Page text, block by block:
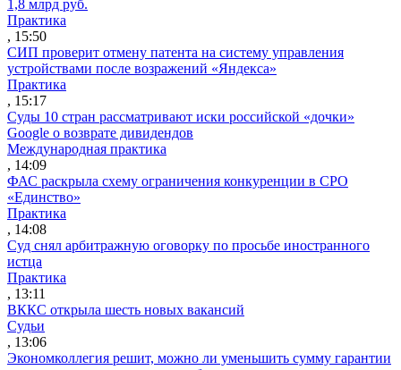
1,8 млрд руб.
Практика
, 15:50
СИП проверит отмену патента на систему управления
устройствами после возражений «Яндекса»
Практика
, 15:17
Суды 10 стран рассматривают иски российской «дочки»
Google о возврате дивидендов
Международная практика
, 14:09
ФАС раскрыла схему ограничения конкуренции в СРО
«Единство»
Практика
, 14:08
Суд снял арбитражную оговорку по просьбе иностранного
истца
Практика
, 13:11
ВККС открыла шесть новых вакансий
Судьи
, 13:06
Экономколлегия решит, можно ли уменьшить сумму гарантии